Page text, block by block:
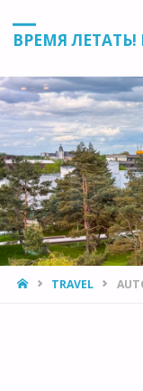
ВРЕМЯ ЛЕТАТЬ!
HOMETRAVEL